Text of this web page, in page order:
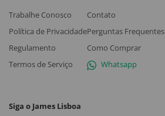
Trabalhe Conosco
Política de Privacidade
Regulamento
Termos de Serviço
Contato
Perguntas Frequentes
Como Comprar
Whatsapp
Siga o James Lisboa